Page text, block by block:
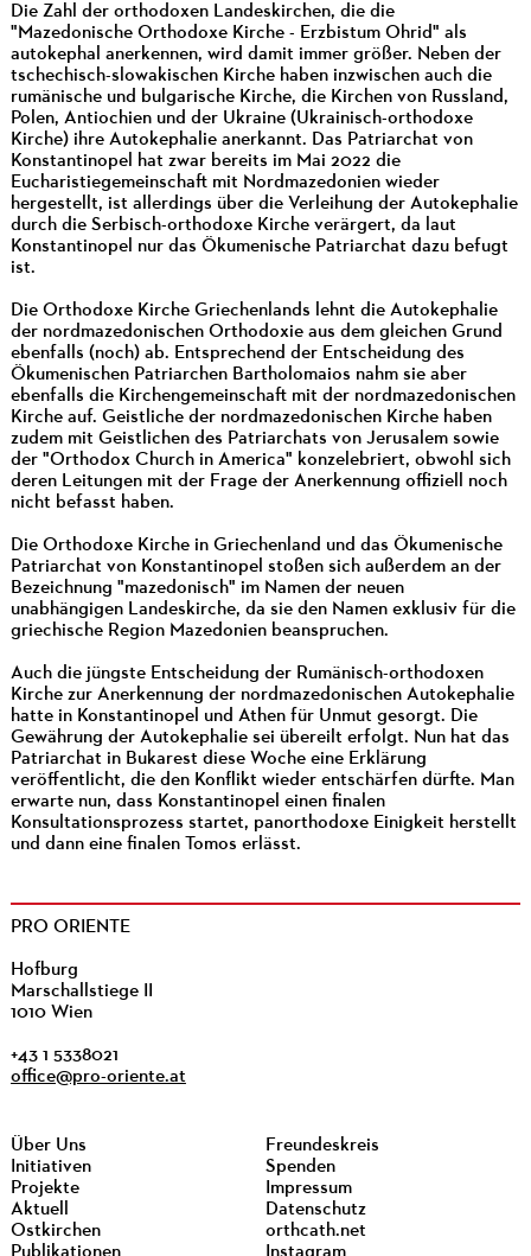
Die Zahl der orthodoxen Landeskirchen, die die
"Mazedonische Orthodoxe Kirche - Erzbistum Ohrid" als
autokephal anerkennen, wird damit immer größer. Neben der
tschechisch-slowakischen Kirche haben inzwischen auch die
rumänische und bulgarische Kirche, die Kirchen von Russland,
Polen, Antiochien und der Ukraine (Ukrainisch-orthodoxe
Kirche) ihre Autokephalie anerkannt. Das Patriarchat von
Konstantinopel hat zwar bereits im Mai 2022 die
Eucharistiegemeinschaft mit Nordmazedonien wieder
hergestellt, ist allerdings über die Verleihung der Autokephalie
durch die Serbisch-orthodoxe Kirche verärgert, da laut
Konstantinopel nur das Ökumenische Patriarchat dazu befugt
ist.
Die Orthodoxe Kirche Griechenlands lehnt die Autokephalie
der nordmazedonischen Orthodoxie aus dem gleichen Grund
ebenfalls (noch) ab. Entsprechend der Entscheidung des
Ökumenischen Patriarchen Bartholomaios nahm sie aber
ebenfalls die Kirchengemeinschaft mit der nordmazedonischen
Kirche auf. Geistliche der nordmazedonischen Kirche haben
zudem mit Geistlichen des Patriarchats von Jerusalem sowie
der "Orthodox Church in America" konzelebriert, obwohl sich
deren Leitungen mit der Frage der Anerkennung offiziell noch
nicht befasst haben.
Die Orthodoxe Kirche in Griechenland und das Ökumenische
Patriarchat von Konstantinopel stoßen sich außerdem an der
Bezeichnung "mazedonisch" im Namen der neuen
unabhängigen Landeskirche, da sie den Namen exklusiv für die
griechische Region Mazedonien beanspruchen.
Auch die jüngste Entscheidung der Rumänisch-orthodoxen
Kirche zur Anerkennung der nordmazedonischen Autokephalie
hatte in Konstantinopel und Athen für Unmut gesorgt. Die
Gewährung der Autokephalie sei übereilt erfolgt. Nun hat das
Patriarchat in Bukarest diese Woche eine Erklärung
veröffentlicht, die den Konflikt wieder entschärfen dürfte. Man
erwarte nun, dass Konstantinopel einen finalen
Konsultationsprozess startet, panorthodoxe Einigkeit herstellt
und dann eine finalen Tomos erlässt.
PRO ORIENTE
Hofburg
Marschallstiege II
1010 Wien
+43 1 5338021
office@pro-oriente.at
Über Uns
Initiativen
Projekte
Aktuell
Ostkirchen
Freundeskreis
Spenden
Impressum
Datenschutz
orthcath.net